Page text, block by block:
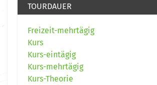
TOURDAUER
Freizeit-mehrtägig
Kurs
Kurs-eintägig
Kurs-mehrtägig
Kurs-Theorie